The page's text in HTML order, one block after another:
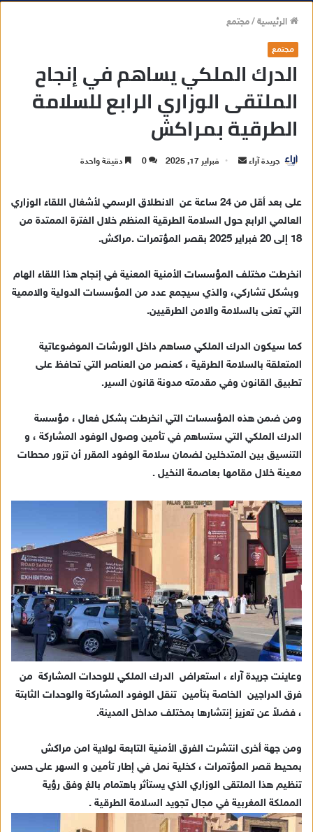
الرئيسية/مجتمع
مجتمع
الدرك الملكي يساهم في إنجاح
الملتقى الوزاري الرابع للسلامة
الطرقية بمراكش
جريدة آراء
ر
د
ا
إ
ك
ت
ر
فبراير 17, 2025 0 دقيقة واحدة
على بعد أقل من 24 ساعة عن الانطلاق الرسمي لأشغال اللقاء الوزاري
العالمي الرابع حول السلامة الطرقية المنظم خلال الفترة الممتدة من
18 إلى 20 فبراير 2025 بقصر المؤتمرات .مراكش.
انخرطت مختلف المؤسسات الأمنية المعنية في إنجاح هذا اللقاء الهام
وبشكل تشاركي، والذي سيجمع عدد من المؤسسات الدولية والاممية
التي تعنى بالسلامة والامن الطرقيين.
كما سيكون الدرك الملكي مساهم داخل الورشات الموضوعاتية
المتعلقة بالسلامة الطرقية ، كعنصر من العناصر التي تحافظ على
تطبيق القانون وفي مقدمته مدونة قانون السير.
ومن ضمن هذه المؤسسات التي انخرطت بشكل فعال ، مؤسسة
الدرك الملكي التي ستساهم في تأمين وصول الوفود المشاركة ، و
التنسيق بين المتدخلين لضمان سلامة الوفود المقرر أن تزور محطات
معينة خلال مقامها بعاصمة النخيل .
وعاينت جريدة آراء ، استعراض الدرك الملكي للوحدات المشاركة من
فرق الدراجين الخاصة بتأمين تنقل الوفود المشاركة والوحدات الثابتة
، فضلاً عن تعزيز إنتشارها بمختلف مداخل المدينة.
ومن جهة أخرى انتشرت الفرق الأمنية التابعة لولاية امن مراكش
بمحيط قصر المؤتمرات ، كخلية نمل في إطار تأمين و السهر على حسن
تنظيم هذا الملتقى الوزاري الذي يستأثر باهتمام بالغ وفق رؤية
المملكة المغربية في مجال تجويد السلامة الطرقية .